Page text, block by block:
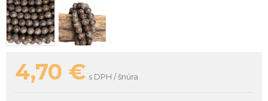
4,70 € s DPH / šnúra